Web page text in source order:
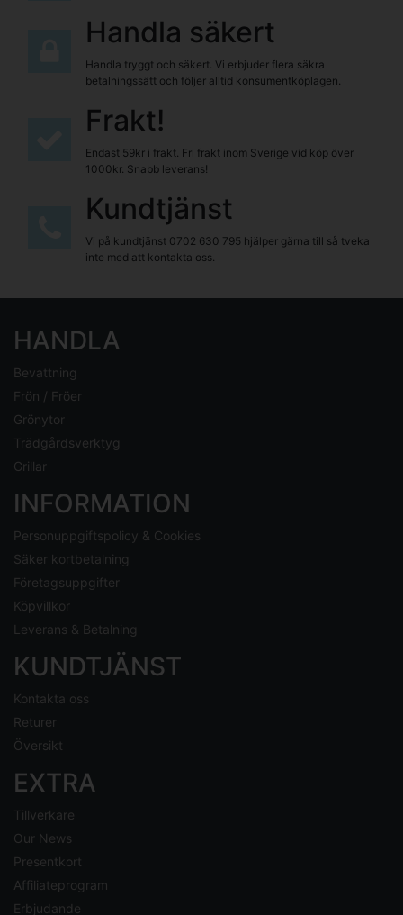
Handla säkert
Handla tryggt och säkert. Vi erbjuder flera säkra
betalningssätt och följer alltid konsumentköplagen.
Frakt!
Endast 59kr i frakt. Fri frakt inom Sverige vid köp över
1000kr. Snabb leverans!
Kundtjänst
Vi på kundtjänst 0702 630 795 hjälper gärna till så tveka
inte med att kontakta oss.
HANDLA
Bevattning
Frön / Fröer
Grönytor
Trädgårdsverktyg
Grillar
INFORMATION
Personuppgiftspolicy & Cookies
Säker kortbetalning
Företagsuppgifter
Köpvillkor
Leverans & Betalning
KUNDTJÄNST
Kontakta oss
Returer
Översikt
EXTRA
Tillverkare
Our News
Presentkort
Affiliateprogram
Erbjudande